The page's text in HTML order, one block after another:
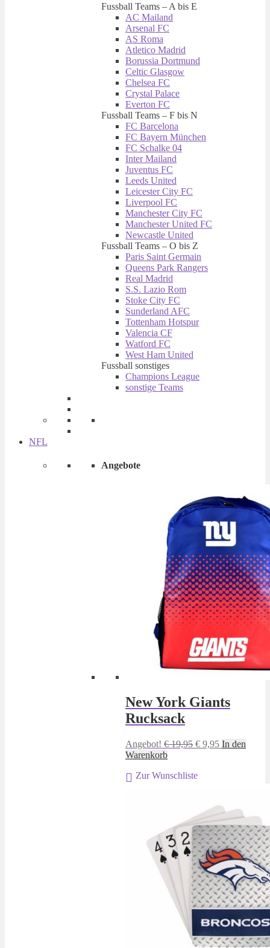
Fussball Teams – A bis E
AC Mailand
Arsenal FC
AS Roma
Atletico Madrid
Borussia Dortmund
Celtic Glasgow
Chelsea FC
Crystal Palace
Everton FC
Fussball Teams – F bis N
FC Barcelona
FC Bayern München
FC Schalke 04
Inter Mailand
Juventus FC
Leeds United
Leicester City FC
Liverpool FC
Manchester City FC
Manchester United FC
Newcastle United
Fussball Teams – O bis Z
Paris Saint Germain
Queens Park Rangers
Real Madrid
S.S. Lazio Rom
Stoke City FC
Sunderland AFC
Tottenham Hotspur
Valencia CF
Watford FC
West Ham United
Fussball sonstiges
Champions League
sonstige Teams
NFL
Angebote
New York Giants
Rucksack
Angebot! €19,95 Ursprünglicher
€ 19,95
€ 9,95Aktueller
In den
Warenkorb
Zur Wunschliste